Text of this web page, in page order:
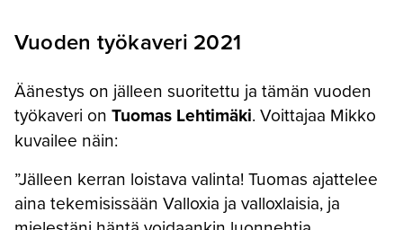
Vuoden työkaveri 2021
Äänestys on jälleen suoritettu ja tämän vuoden
työkaveri on Tuomas Lehtimäki. Voittajaa Mikko
kuvailee näin:
”Jälleen kerran loistava valinta! Tuomas ajattelee
aina tekemisissään Valloxia ja valloxlaisia, ja